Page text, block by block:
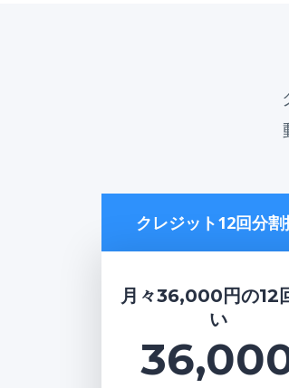
クレジット12回分割
月々36,000円の12
い